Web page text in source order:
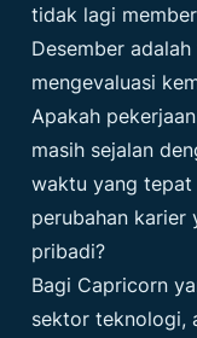
tidak lagi
Desember
mengevaluasi
Apakah
masih sejalan
waktu yang
perubahan karier
pribadi?
Bagi Capricorn
sektor teknologi,